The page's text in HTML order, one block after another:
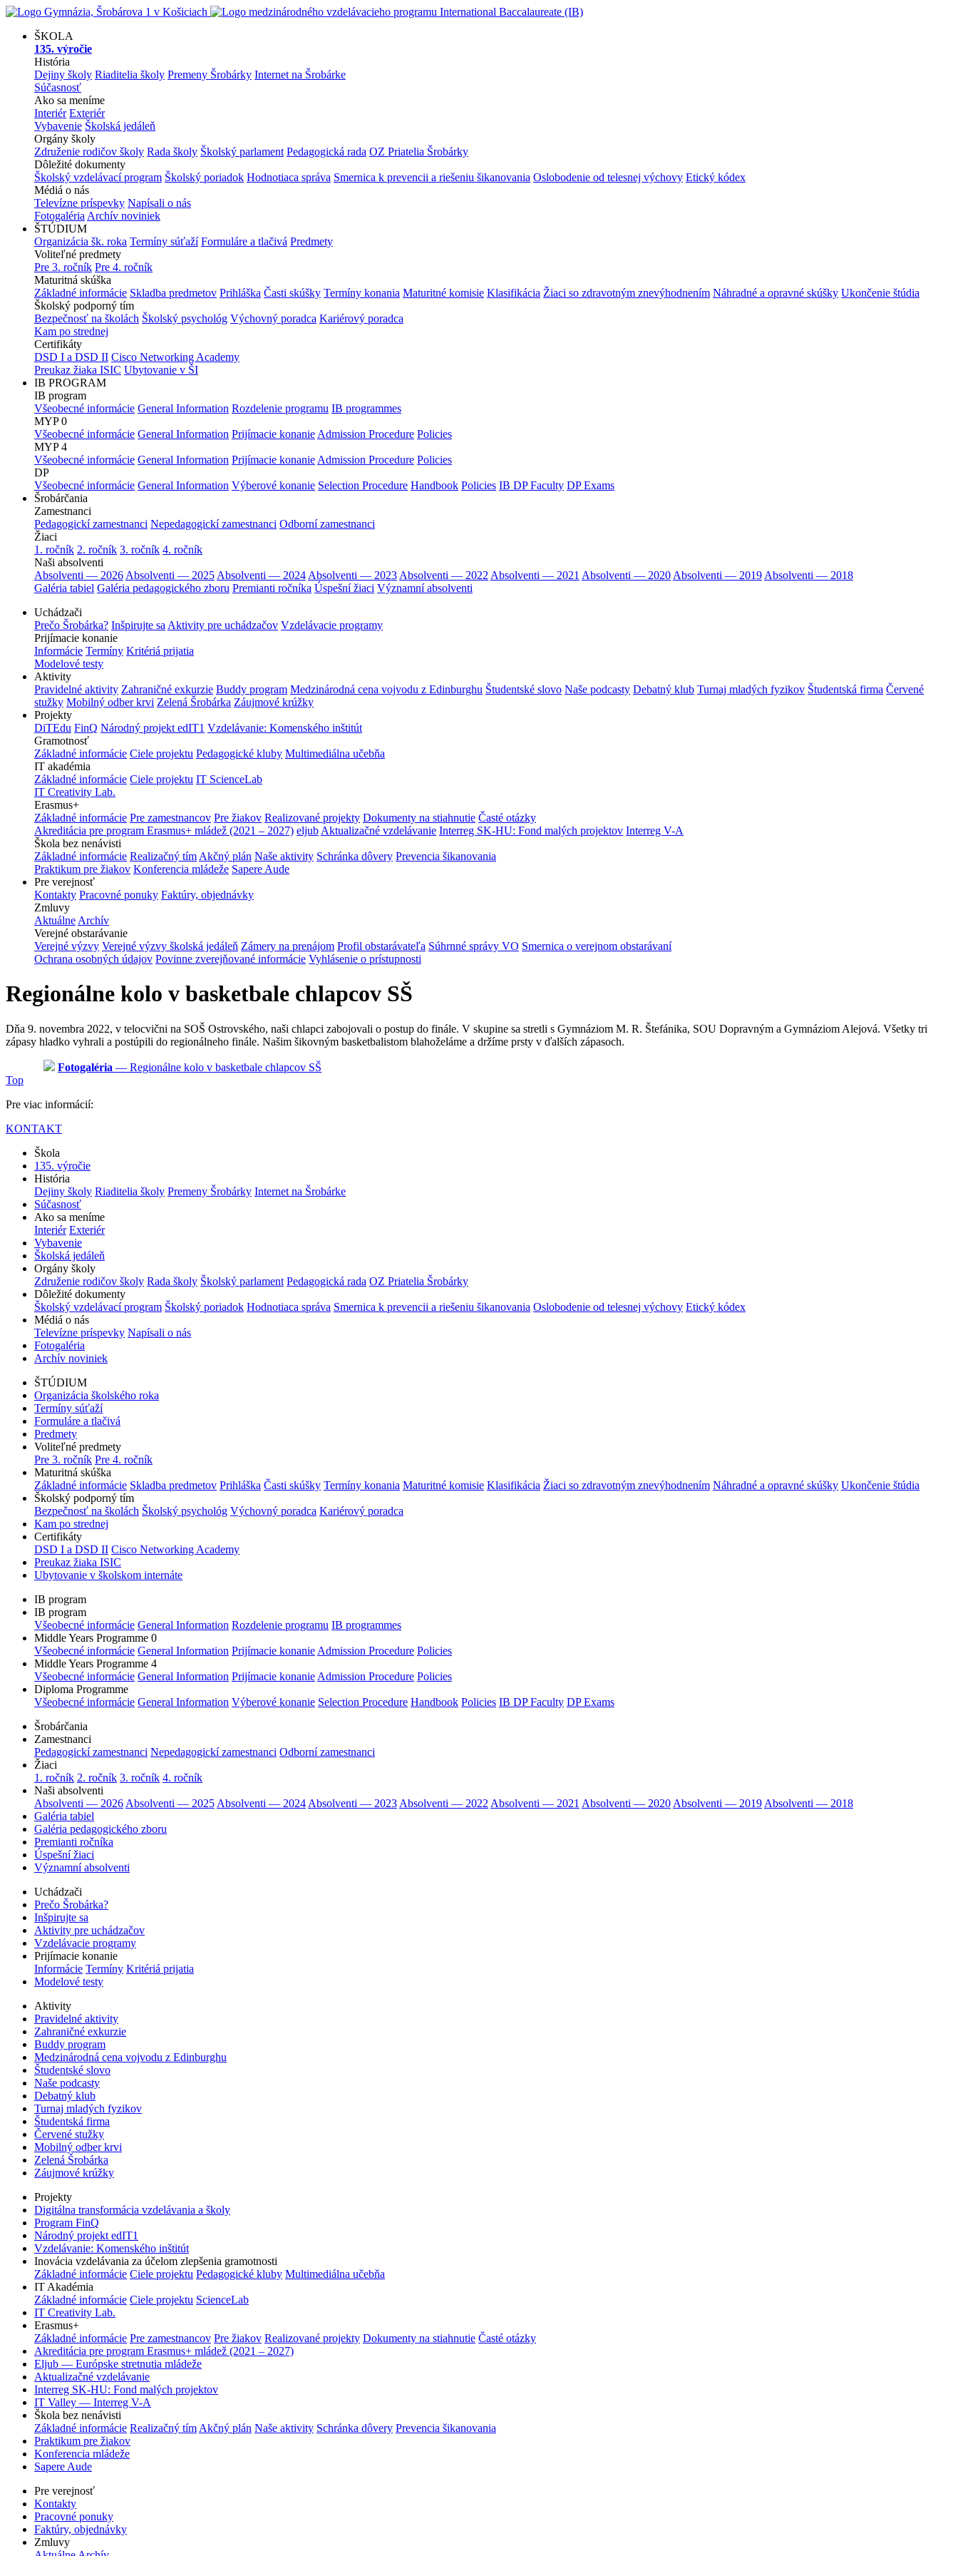
ŠKOLA
135. výročie
História
Dejiny školy Riaditelia školy Premeny Šrobárky Internet na Šrobárke
Súčasnosť
Ako sa meníme
Interiér Exteriér
Vybavenie Školská jedáleň
Orgány školy
Združenie rodičov školy Rada školy Školský parlament Pedagogická rada OZ Priatelia Šrobárky
Dôležité dokumenty
Školský vzdelávací program Školský poriadok Hodnotiaca správa Smernica k prevencii a riešeniu šikanovania Oslobodenie od telesnej výchovy Etický kódex
Médiá o nás
Televízne príspevky Napísali o nás
Fotogaléria Archív noviniek
ŠTÚDIUM
Organizácia šk. roka Termíny súťaží Formuláre a tlačivá Predmety
Voliteľné predmety
Pre 3. ročník Pre 4. ročník
Maturitná skúška
Základné informácie Skladba predmetov Prihláška Časti skúšky Termíny konania Maturitné komisie Klasifikácia Žiaci so zdravotným znevýhodnením Náhradné a opravné skúšky Ukončenie štúdia
Školský podporný tím
Bezpečnosť na školách Školský psychológ Výchovný poradca Kariérový poradca
Kam po strednej
Certifikáty
DSD I a DSD II Cisco Networking Academy
Preukaz žiaka ISIC Ubytovanie v ŠI
IB PROGRAM
IB program
Všeobecné informácie General Information Rozdelenie programu IB programmes
MYP 0
Všeobecné informácie General Information Prijímacie konanie Admission Procedure Policies
MYP 4
Všeobecné informácie General Information Prijímacie konanie Admission Procedure Policies
DP
Všeobecné informácie General Information Výberové konanie Selection Procedure Handbook Policies IB DP Faculty DP Exams
Šrobárčania
Zamestnanci
Pedagogickí zamestnanci Nepedagogickí zamestnanci Odborní zamestnanci
Žiaci
1. ročník 2. ročník 3. ročník 4. ročník
Naši absolventi
Absolventi — 2026 Absolventi — 2025 Absolventi — 2024 Absolventi — 2023 Absolventi — 2022 Absolventi — 2021 Absolventi — 2020 Absolventi — 2019 Absolventi — 2018
Galéria tabiel Galéria pedagogického zboru Premianti ročníka Úspešní žiaci Významní absolventi
Uchádzači
Prečo Šrobárka? Inšpirujte sa Aktivity pre uchádzačov Vzdelávacie programy
Prijímacie konanie
Informácie Termíny Kritériá prijatia
Modelové testy
Aktivity
Pravidelné aktivity Zahraničné exkurzie Buddy program Medzinárodná cena vojvodu z Edinburghu Študentské slovo Naše podcasty Debatný klub Turnaj mladých fyzikov Študentská firma Červené
stužky Mobilný odber krvi Zelená Šrobárka Záujmové krúžky
Projekty
DiTEdu FinQ Národný projekt edIT1 Vzdelávanie: Komenského inštitút
Gramotnosť
Základné informácie Ciele projektu Pedagogické kluby Multimediálna učebňa
IT akadémia
Základné informácie Ciele projektu IT ScienceLab
IT Creativity Lab.
Erasmus+
Základné informácie Pre zamestnancov Pre žiakov Realizované projekty Dokumenty na stiahnutie Časté otázky
Akreditácia pre program Erasmus+ mládež (2021 – 2027) eljub Aktualizačné vzdelávanie Interreg SK-HU: Fond malých projektov Interreg V-A
Škola bez nenávisti
Základné informácie Realizačný tím Akčný plán Naše aktivity Schránka dôvery Prevencia šikanovania
Praktikum pre žiakov Konferencia mládeže Sapere Aude
Pre verejnosť
Kontakty Pracovné ponuky Faktúry, objednávky
Zmluvy
Aktuálne Archív
Verejné obstarávanie
Verejné výzvy Verejné výzvy školská jedáleň Zámery na prenájom Profil obstarávateľa Súhrnné správy VO Smernica o verejnom obstarávaní
Ochrana osobných údajov Povinne zverejňované informácie Vyhlásenie o prístupnosti
Regionálne kolo v basketbale chlapcov SŠ
Dňa 9. novembra 2022, v telocvični na SOŠ Ostrovského, naši chlapci zabojovali o postup do finále. V skupine sa stretli s Gymnáziom M. R. Štefánika, SOU Dopravným a Gymnáziom Alejová. Všetky tri
zápasy hladko vyhrali a postúpili do regionálneho finále. Našim šikovným basketbalistom blahoželáme a držíme prsty v ďalších zápasoch.
Fotogaléria — Regionálne kolo v basketbale chlapcov SŠ
Top
Pre viac informácií:
KONTAKT
Škola
135. výročie
História
Dejiny školy Riaditelia školy Premeny Šrobárky Internet na Šrobárke
Súčasnosť
Ako sa meníme
Interiér Exteriér
Vybavenie
Školská jedáleň
Orgány školy
Združenie rodičov školy Rada školy Školský parlament Pedagogická rada OZ Priatelia Šrobárky
Dôležité dokumenty
Školský vzdelávací program Školský poriadok Hodnotiaca správa Smernica k prevencii a riešeniu šikanovania Oslobodenie od telesnej výchovy Etický kódex
Médiá o nás
Televízne príspevky Napísali o nás
Fotogaléria
Archív noviniek
ŠTÚDIUM
Organizácia školského roka
Termíny súťaží
Formuláre a tlačivá
Predmety
Voliteľné predmety
Pre 3. ročník Pre 4. ročník
Maturitná skúška
Základné informácie Skladba predmetov Prihláška Časti skúšky Termíny konania Maturitné komisie Klasifikácia Žiaci so zdravotným znevýhodnením Náhradné a opravné skúšky Ukončenie štúdia
Školský podporný tím
Bezpečnosť na školách Školský psychológ Výchovný poradca Kariérový poradca
Kam po strednej
Certifikáty
DSD I a DSD II Cisco Networking Academy
Preukaz žiaka ISIC
Ubytovanie v školskom internáte
IB program
IB program
Všeobecné informácie General Information Rozdelenie programu IB programmes
Middle Years Programme 0
Všeobecné informácie General Information Prijímacie konanie Admission Procedure Policies
Middle Years Programme 4
Všeobecné informácie General Information Prijímacie konanie Admission Procedure Policies
Diploma Programme
Všeobecné informácie General Information Výberové konanie Selection Procedure Handbook Policies IB DP Faculty DP Exams
Šrobárčania
Zamestnanci
Pedagogickí zamestnanci Nepedagogickí zamestnanci Odborní zamestnanci
Žiaci
1. ročník 2. ročník 3. ročník 4. ročník
Naši absolventi
Absolventi — 2026 Absolventi — 2025 Absolventi — 2024 Absolventi — 2023 Absolventi — 2022 Absolventi — 2021 Absolventi — 2020 Absolventi — 2019 Absolventi — 2018
Galéria tabiel
Galéria pedagogického zboru
Premianti ročníka
Úspešní žiaci
Významní absolventi
Uchádzači
Prečo Šrobárka?
Inšpirujte sa
Aktivity pre uchádzačov
Vzdelávacie programy
Prijímacie konanie
Informácie Termíny Kritériá prijatia
Modelové testy
Aktivity
Pravidelné aktivity
Zahraničné exkurzie
Buddy program
Medzinárodná cena vojvodu z Edinburghu
Študentské slovo
Naše podcasty
Debatný klub
Turnaj mladých fyzikov
Študentská firma
Červené stužky
Mobilný odber krvi
Zelená Šrobárka
Záujmové krúžky
Projekty
Digitálna transformácia vzdelávania a školy
Program FinQ
Národný projekt edIT1
Vzdelávanie: Komenského inštitút
Inovácia vzdelávania za účelom zlepšenia gramotnosti
Základné informácie Ciele projektu Pedagogické kluby Multimediálna učebňa
IT Akadémia
Základné informácie Ciele projektu ScienceLab
IT Creativity Lab.
Erasmus+
Základné informácie Pre zamestnancov Pre žiakov Realizované projekty Dokumenty na stiahnutie Časté otázky
Akreditácia pre program Erasmus+ mládež (2021 – 2027)
Eljub — Európske stretnutia mládeže
Aktualizačné vzdelávanie
Interreg SK-HU: Fond malých projektov
IT Valley — Interreg V-A
Škola bez nenávisti
Základné informácie Realizačný tím Akčný plán Naše aktivity Schránka dôvery Prevencia šikanovania
Praktikum pre žiakov
Konferencia mládeže
Sapere Aude
Pre verejnosť
Kontakty
Pracovné ponuky
Faktúry, objednávky
Zmluvy